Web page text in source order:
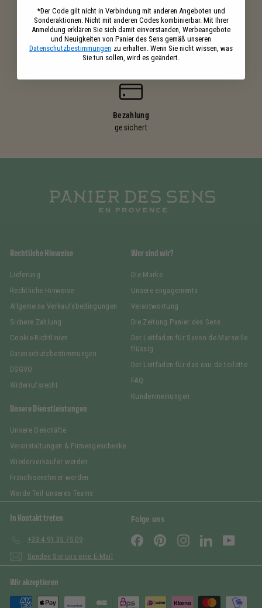
Gratisproben
in deinen Bestellungen
Bezahlung
gesichert
Rechtliche Hinweise
Lieferung
Rechtliche Hinweise
Allgemeine Verkaufsbedingungen
Sichere Zahlung
Cookie-Richtlinien
Datenschutzbestimmungen
DSGVO
Widerrufsrecht
Wer sind wir?
Die Marke
Unsere engagements
Verantwortung
Die Zeitung Panier des Sens
Der Leitfaden für Savon de Marseille
flüssig
Der Leitfaden für das eau de toilette
FAQ
Kundenmeinungen
Unsere Dienstleistungen
Unsere Geschäfte
Veranstaltungen & Firmengeschenke
Wiederverkäufer werden
Franchisenehmer werden
Werde Teil unseres Teams
In Kontakt treten
+33 4 91 35 75 09
Senden Sie uns eine E-Mail
Folge uns
FacebookPinterestInstagramLinkedIn
Wir akzeptieren
*Der Code gilt nicht in Verbindung mit anderen Angeboten und
Sonderaktionen. Nicht mit anderen Codes kombinierbar. Mit Ihrer
Anmeldung erklären Sie sich damit einverstanden, Werbeangebote
und Neuigkeiten von Panier des Sens gemäß unseren
Datenschutzbestimmungen zu erhalten. Wenn Sie nicht wissen, was
Sie tun sollen, wird es geändert.